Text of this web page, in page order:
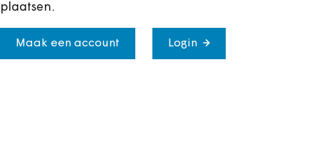
plaatsen.
Maak een account Login